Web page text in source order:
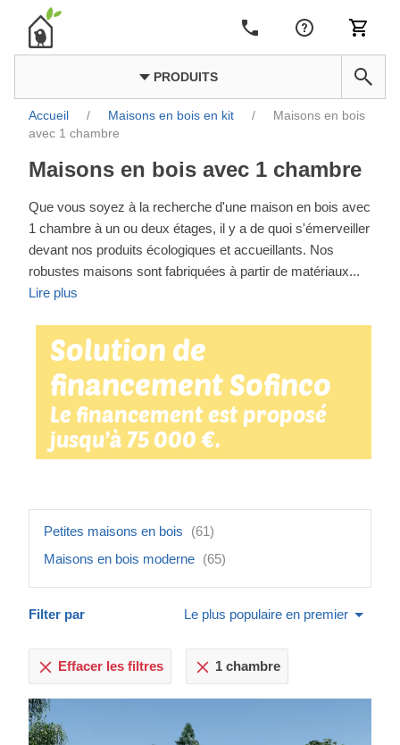
PRODUITS
Accueil / Maisons en bois en kit /
Maisons en bois
avec 1 chambre
Maisons en bois avec 1 chambre
Que vous soyez à la recherche d'une maison en bois avec
1 chambre à un ou deux étages, il y a de quoi s'émerveiller
devant nos produits écologiques et accueillants. Nos
robustes maisons sont fabriquées à partir de matériaux...
Lire plus
Solution de
financement Sofinco
Le financement est proposé
jusqu’à 75 000 €.
Petites maisons en bois
(61)
Maisons en bois moderne (65)
Filter par Le plus populaire en premier
Effacer les filtres 1 chambre